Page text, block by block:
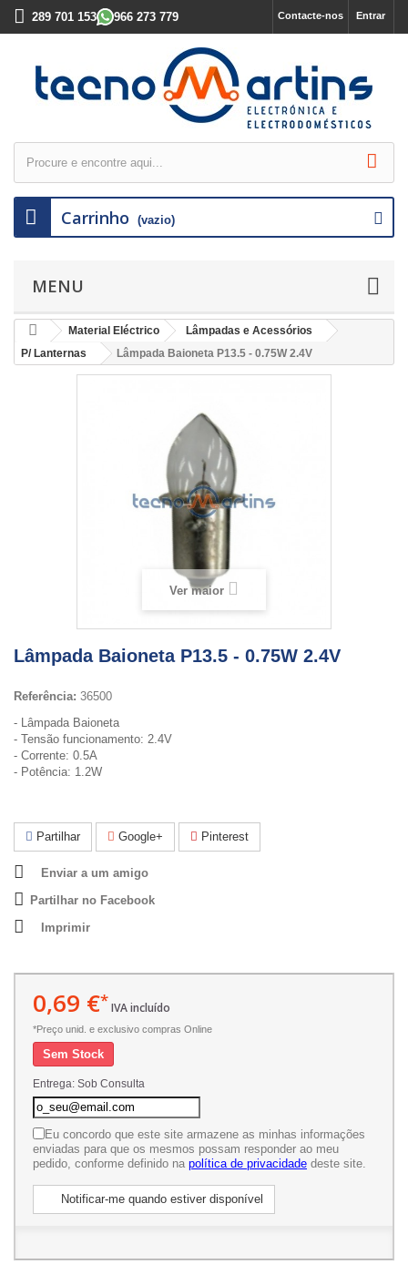
Entrar
Contacte-nos
289 701 153 966 273 779
Carrinho (vazio)
MENU
Material Eléctrico
Lâmpadas e Acessórios
P/ Lanternas
Lâmpada Baioneta P13.5 - 0.75W 2.4V
Ver maior
Lâmpada Baioneta P13.5 - 0.75W 2.4V
Referência: 36500
- Lâmpada Baioneta
- Tensão funcionamento: 2.4V
- Corrente: 0.5A
- Potência: 1.2W
Partilhar Google+ Pinterest
Enviar a um amigo
Partilhar no Facebook
Imprimir
0,69 €*IVA incluído
*Preço unid. e exclusivo compras Online
Sem Stock
Entrega: Sob Consulta
Eu concordo que este site armazene as minhas informações
enviadas para que os mesmos possam responder ao meu
pedido, conforme definido na política de privacidade deste site.
Notificar-me quando estiver disponível